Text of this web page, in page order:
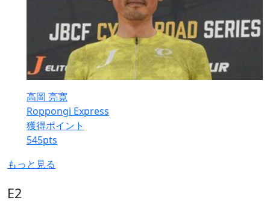
高岡 亮寛
Roppongi Express
獲得ポイント
545pts
もっと見る
E2